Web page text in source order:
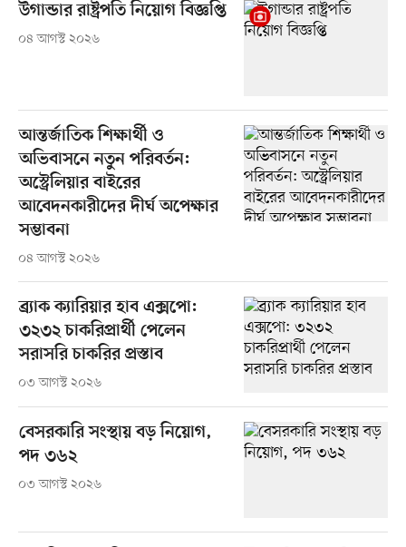
উগান্ডার রাষ্ট্রপতি নিয়োগ বিজ্ঞপ্তি
০৪ আগস্ট ২০২৬
আন্তর্জাতিক শিক্ষার্থী ও
অভিবাসনে নতুন পরিবর্তন:
অস্ট্রেলিয়ার বাইরের
আবেদনকারীদের দীর্ঘ অপেক্ষার
সম্ভাবনা
০৪ আগস্ট ২০২৬
ব্র্যাক ক্যারিয়ার হাব এক্সপো:
৩২৩২ চাকরিপ্রার্থী পেলেন
সরাসরি চাকরির প্রস্তাব
০৩ আগস্ট ২০২৬
বেসরকারি সংস্থায় বড় নিয়োগ,
পদ ৩৬২
০৩ আগস্ট ২০২৬